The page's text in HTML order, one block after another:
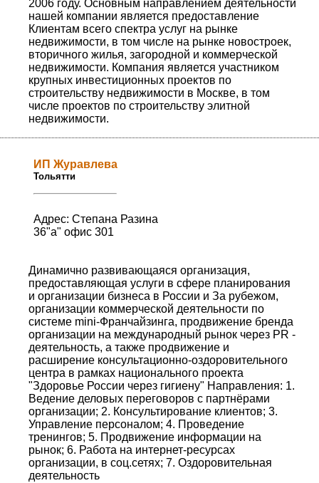
2006 году. Основным направлением деятельности
нашей компании является предоставление
Клиентам всего спектра услуг на рынке
недвижимости, в том числе на рынке новостроек,
вторичного жилья, загородной и коммерческой
недвижимости. Компания является участником
крупных инвестиционных проектов по
строительству недвижимости в Москве, в том
числе проектов по строительству элитной
недвижимости.
ИП Журавлева
Тольятти
Адрес: Степана Разина
36"а" офис 301
Динамично развивающаяся организация,
предоставляющая услуги в сфере планирования
и организации бизнеса в России и За рубежом,
организации коммерческой деятельности по
системе mini-Франчайзинга, продвижение бренда
организации на международный рынок через PR -
деятельность, а также продвижение и
расширение консультационно-оздоровительного
центра в рамках национального проекта
"Здоровье России через гигиену" Направления: 1.
Ведение деловых переговоров с партнёрами
организации; 2. Консультирование клиентов; 3.
Управление персоналом; 4. Проведение
тренингов; 5. Продвижение информации на
рынок; 6. Работа на интернет-ресурсах
организации, в соц.сетях; 7. Оздоровительная
деятельность